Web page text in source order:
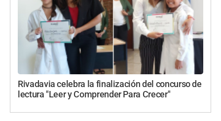
Rivadavia celebra la finalización del concurso de
lectura "Leer y Comprender Para Crecer"